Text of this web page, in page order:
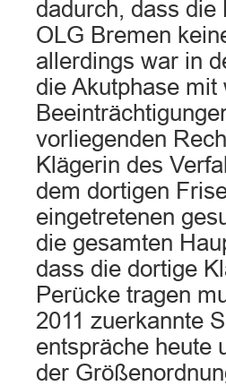
dadurch, dass die
OLG Bremen
allerdings war in
die Akutphase
vorliegenden
Klägerin des
dem dortigen
eingetretenen
die gesamten
dass die dortige
Perücke tragen
2011 zuerkannte
entspräche heute
der